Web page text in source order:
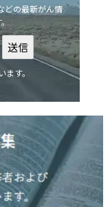
どの最新がん情
す。